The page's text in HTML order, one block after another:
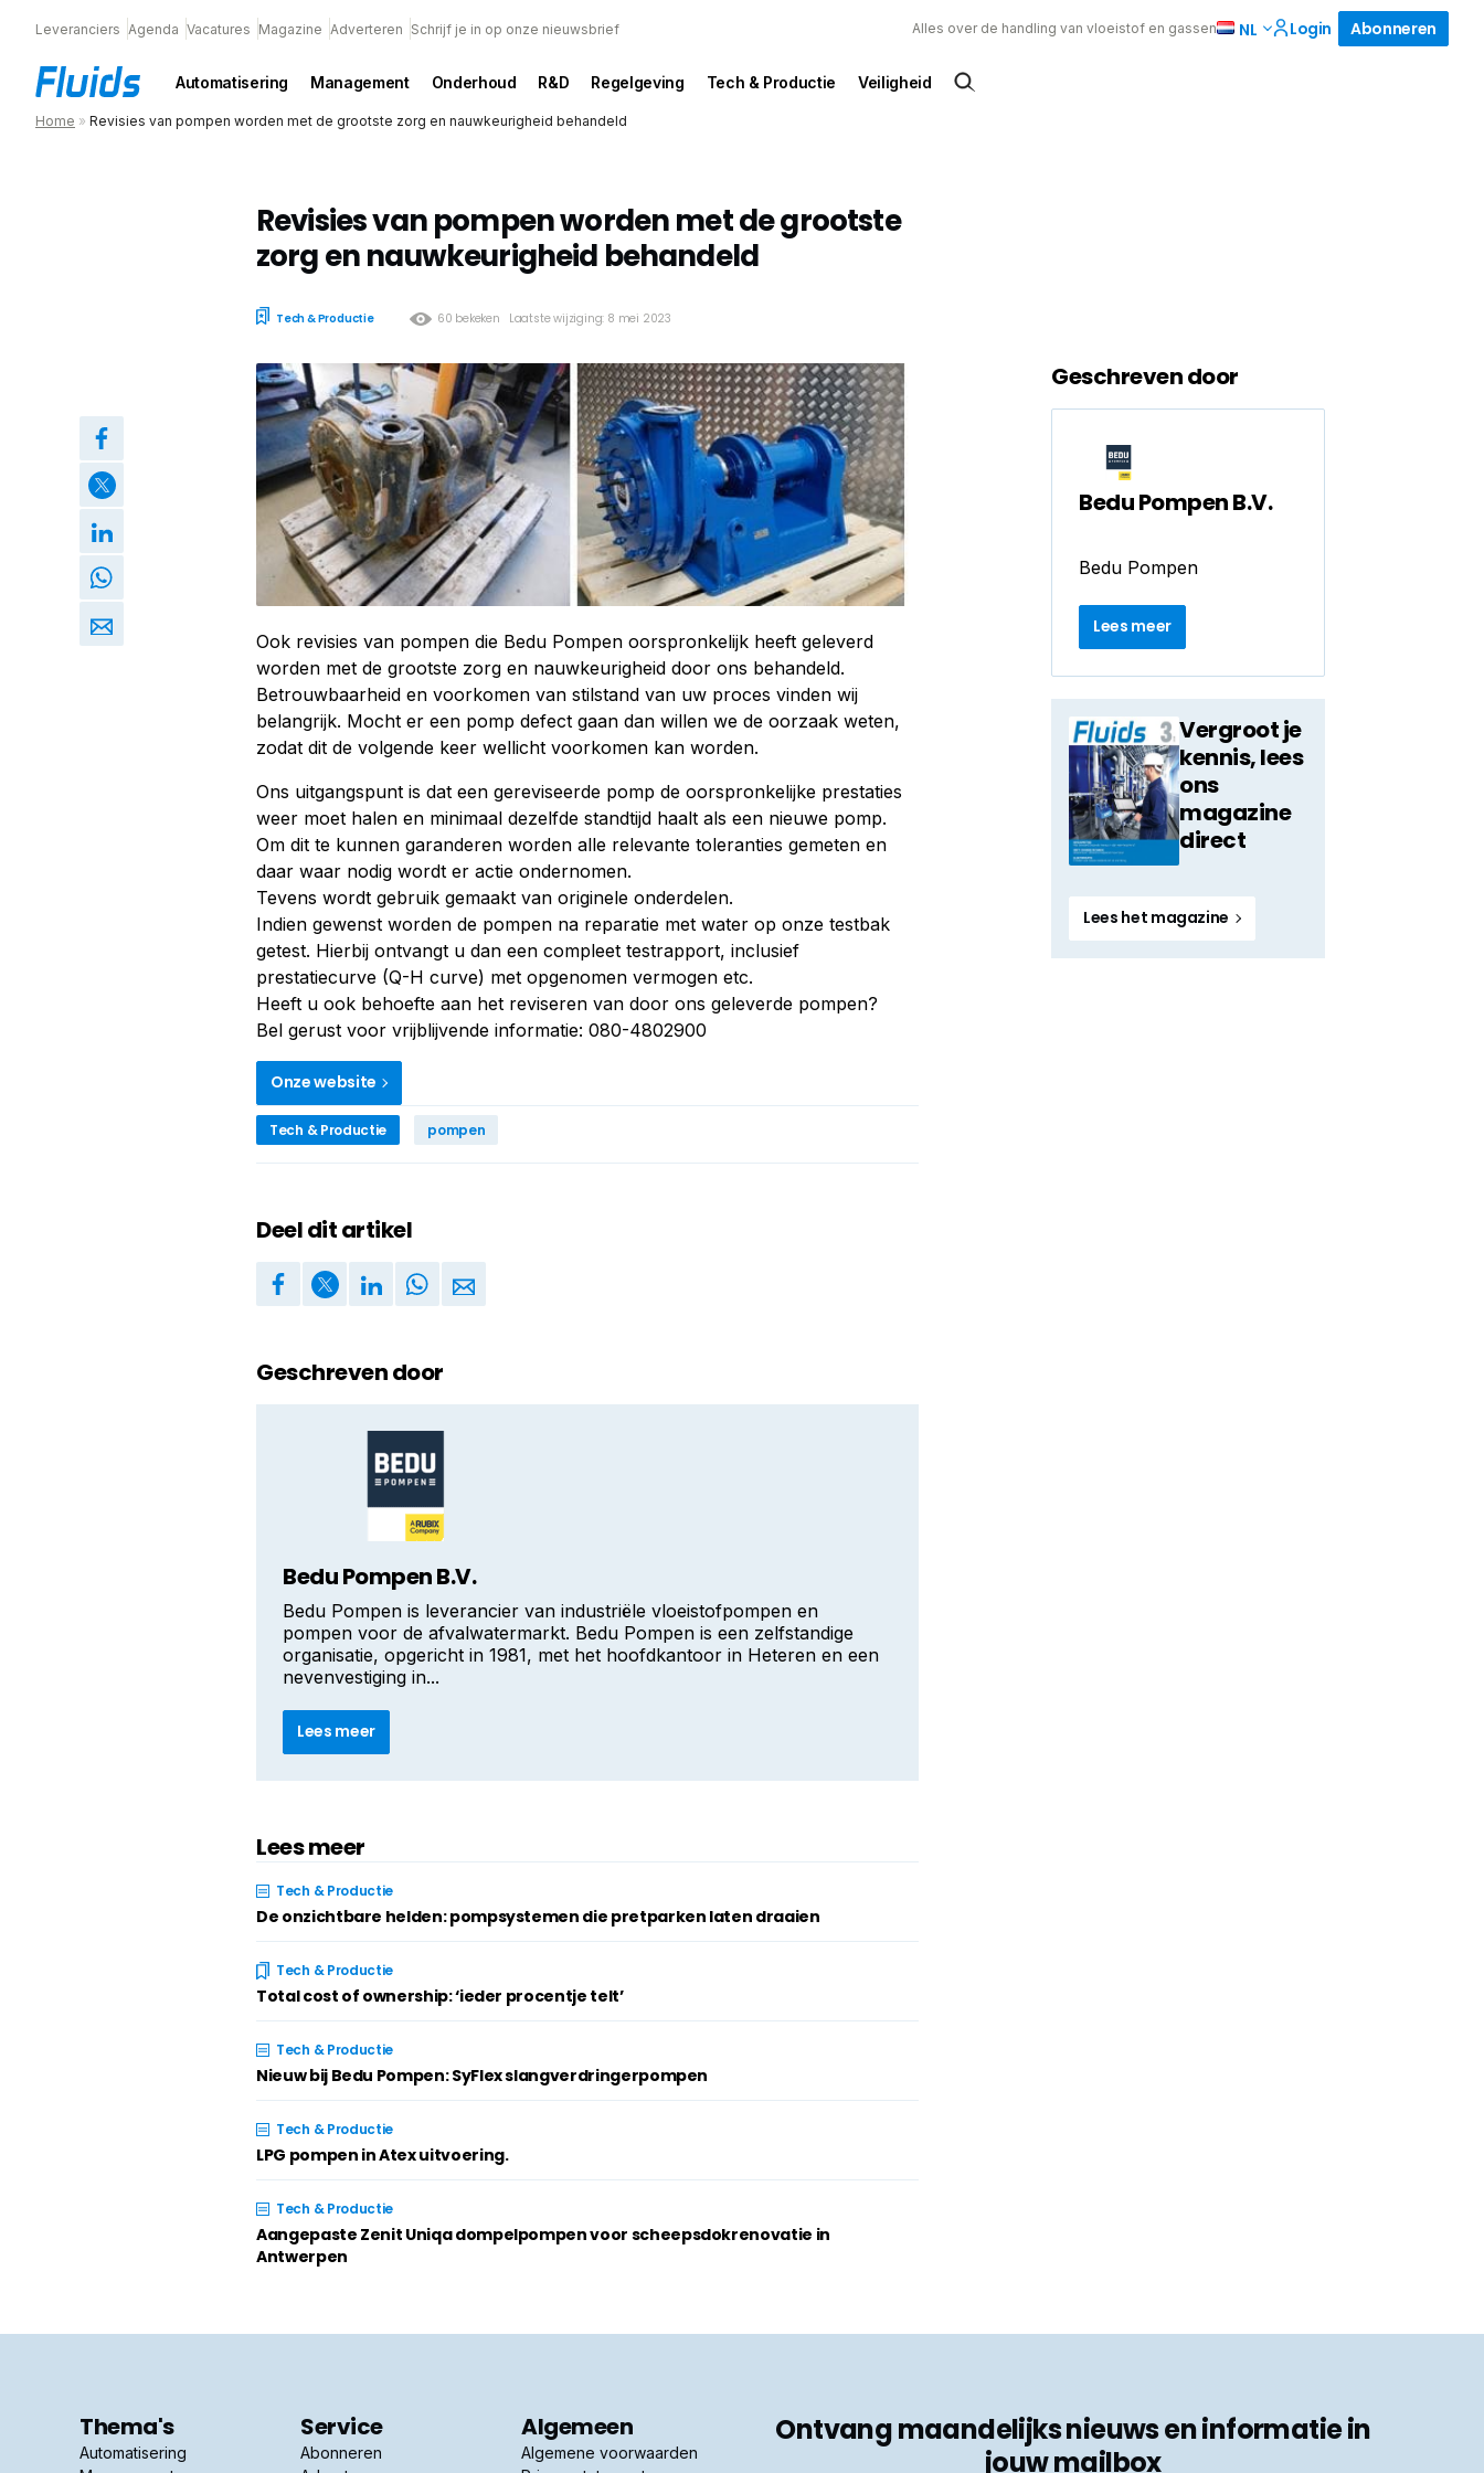
Leveranciers Agenda Vacatures Magazine Adverteren Schrijf je in op onze nieuwsbrief Alles over de handling van vloeistof en gassen NL Login Abonneren
Automatisering Management Onderhoud R&D Regelgeving Tech & Productie Veiligheid
Home » Revisies van pompen worden met de grootste zorg en nauwkeurigheid behandeld
Revisies van pompen worden met de grootste
zorg en nauwkeurigheid behandeld
Tech & Productie 60 bekeken Laatste wijziging: 8 mei 2023
Ook revisies van pompen die Bedu Pompen oorspronkelijk heeft geleverd
worden met de grootste zorg en nauwkeurigheid door ons behandeld.
Betrouwbaarheid en voorkomen van stilstand van uw proces vinden wij
belangrijk. Mocht er een pomp defect gaan dan willen we de oorzaak weten,
zodat dit de volgende keer wellicht voorkomen kan worden.
Ons uitgangspunt is dat een gereviseerde pomp de oorspronkelijke prestaties
weer moet halen en minimaal dezelfde standtijd haalt als een nieuwe pomp.
Om dit te kunnen garanderen worden alle relevante toleranties gemeten en
daar waar nodig wordt er actie ondernomen.
Tevens wordt gebruik gemaakt van originele onderdelen.
Indien gewenst worden de pompen na reparatie met water op onze testbak
getest. Hierbij ontvangt u dan een compleet testrapport, inclusief
prestatiecurve (Q-H curve) met opgenomen vermogen etc.
Heeft u ook behoefte aan het reviseren van door ons geleverde pompen?
Bel gerust voor vrijblijvende informatie: 080-4802900
Onze website
Tech & Productie pompen
Deel dit artikel
Geschreven door
Bedu Pompen B.V.
Bedu Pompen is leverancier van industriële vloeistofpompen en
pompen voor de afvalwatermarkt. Bedu Pompen is een zelfstandige
organisatie, opgericht in 1981, met het hoofdkantoor in Heteren en een
nevenvestiging in...
Lees meer
Lees meer
Tech & Productie
De onzichtbare helden: pompsystemen die pretparken laten draaien
Tech & Productie
Total cost of ownership: ‘ieder procentje telt’
Tech & Productie
Nieuw bij Bedu Pompen: SyFlex slangverdringerpompen
Tech & Productie
LPG pompen in Atex uitvoering.
Tech & Productie
Aangepaste Zenit Uniqa dompelpompen voor scheepsdokrenovatie in
Antwerpen
Geschreven door
Bedu Pompen B.V.
Bedu Pompen
Lees meer
Vergroot je
kennis, lees
ons
magazine
direct
Lees het magazine
Thema's
Automatisering
Service
Abonneren
Algemeen
Algemene voorwaarden
Ontvang maandelijks nieuws en informatie in
jouw mailbox